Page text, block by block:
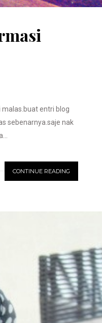
entri blog
sebenarnya.saje nak
CONTINUE READING